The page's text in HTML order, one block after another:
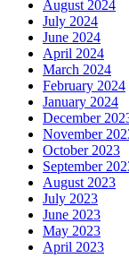
August 2024
July 2024
June 2024
April 2024
March 2024
February 2024
January 2024
December
November
October 2023
September
August 2023
July 2023
June 2023
May 2023
April 2023